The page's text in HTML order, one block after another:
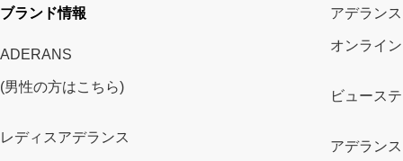
ブランド情報
ADERANS
(男性の方はこちら)
レディスアデランス
アデランス
オンライ
ビュース
アデランス